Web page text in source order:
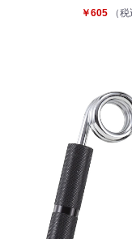
￥605 （税